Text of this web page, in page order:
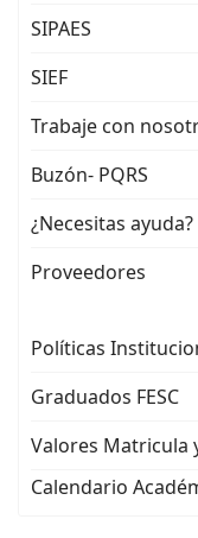
SIPAES
SIEF
Trabaje con
Buzón- PQRS
¿Necesitas ayuda?
Proveedores
Políticas
Graduados FESC
Valores Matricula
Calendario